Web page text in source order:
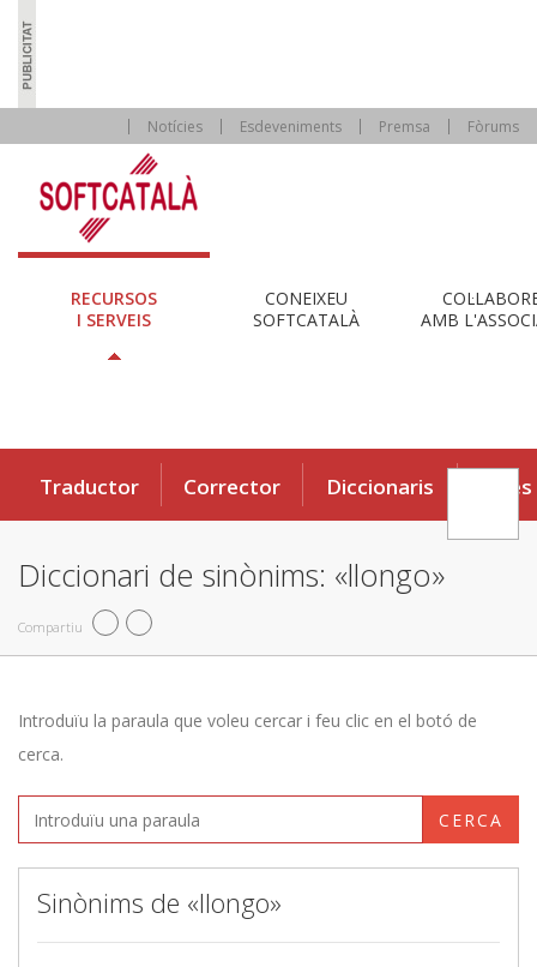
Notícies Esdeveniments Premsa Fòrums
RECURSOS
I SERVEIS
CONEIXEU
SOFTCATALÀ
AMB
Traductor Corrector Diccionaris Eines
Diccionari de sinònims: «llongo»
Compartiu
Introduïu la paraula que voleu cercar i feu clic en el botó de
cerca.
CERCA
Sinònims de «llongo»